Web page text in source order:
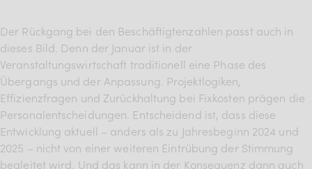
Der Rückgang bei den Beschäftigtenzahlen passt auch in
dieses Bild. Denn der Januar ist in der
Veranstaltungswirtschaft traditionell eine Phase des
Übergangs und der Anpassung. Projektlogiken,
Effizienzfragen und Zurückhaltung bei Fixkosten prägen die
Personalentscheidungen. Entscheidend ist, dass diese
Entwicklung aktuell – anders als zu Jahresbeginn 2024 und
2025 – nicht von einer weiteren Eintrübung der Stimmung
begleitet wird. Und das kann in der Konsequenz dann auch